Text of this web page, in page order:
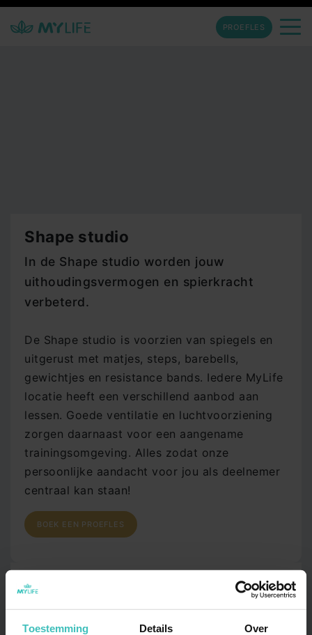
Toestemming Details Over
PROEFLES
Shape studio
In de Shape studio worden jouw
uithoudingsvermogen en spierkracht
verbeterd.
De Shape studio is voorzien van spiegels en
uitgerust met matjes, steps, barebells,
gewichtjes en resistance bands. Iedere MyLife
locatie heeft een verschillend aanbod aan
lessen. Goede ventilatie en luchtvoorziening
zorgen daarnaast voor een aangename
trainingsomgeving. Alles zodat onze
persoonlijke aandacht voor jou als deelnemer
centraal kan staan!
BOEK EEN PROEFLES
Share this page: